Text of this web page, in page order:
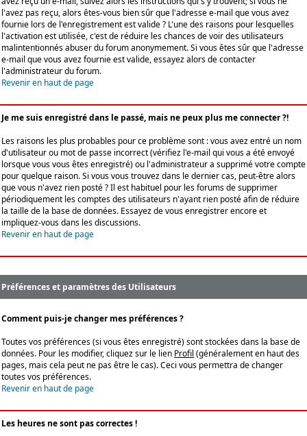
l'avez pas reçu, alors êtes-vous bien sûr que l'adresse e-mail que vous avez
fournie lors de l'enregistrement est valide ? L'une des raisons pour lesquelles
l'activation est utilisée, c'est de réduire les chances de voir des utilisateurs
malintentionnés abuser du forum anonymement. Si vous êtes sûr que l'adresse
e-mail que vous avez fournie est valide, essayez alors de contacter
l'administrateur du forum.
Revenir en haut de page
Je me suis enregistré dans le passé, mais ne peux plus me connecter ?!
Les raisons les plus probables pour ce problème sont : vous avez entré un nom
d'utilisateur ou mot de passe incorrect (vérifiez l'e-mail qui vous a été envoyé
lorsque vous vous êtes enregistré) ou l'administrateur a supprimé votre compte
pour quelque raison. Si vous vous trouvez dans le dernier cas, peut-être alors
que vous n'avez rien posté ? Il est habituel pour les forums de supprimer
périodiquement les comptes des utilisateurs n'ayant rien posté afin de réduire
la taille de la base de données. Essayez de vous enregistrer encore et
impliquez-vous dans les discussions.
Revenir en haut de page
Préférences et paramètres des Utilisateurs
Comment puis-je changer mes préférences ?
Toutes vos préférences (si vous êtes enregistré) sont stockées dans la base de
données. Pour les modifier, cliquez sur le lien Profil (généralement en haut des
pages, mais cela peut ne pas être le cas). Ceci vous permettra de changer
toutes vos préférences.
Revenir en haut de page
Les heures ne sont pas correctes !